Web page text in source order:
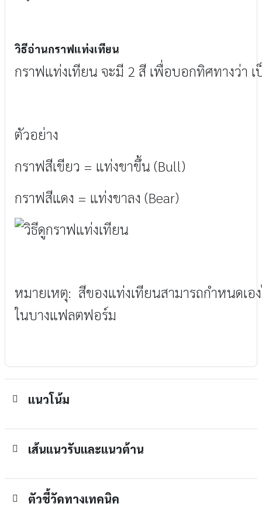
วิธีอ่านกราฟแท่งเทียน
กราฟแท่งเทียน จะมี 2 สี เพื่อบอกทิศทางว่า
ตัวอย่าง
กราฟสีเขียว = แท่งขาขึ้น (Bull)
กราฟสีแดง = แท่งขาลง (Bear)
หมายเหตุ: สีของแท่งเทียนสามารถกำหนดเอ
ในบางแฟลตฟอร์ม
แนวโน้ม
เส้นแนวรับและแนวต้าน
ตัวชี้วัดทางเทคนิค